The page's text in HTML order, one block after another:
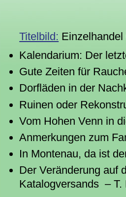
Titelbild:
Kalendarium: Der
Gute Zeiten für
Dorfläden in der
Ruinen oder
Vom Hohen Venn in
Anmerkungen zum
In Montenau, da ist
Der Veränderung auf
Katalogversands – T.